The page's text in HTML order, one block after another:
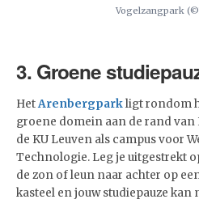
Vogelzangpark
3. Groene
HetArenbergparkligt rondom
groene domein aan de rand
de KU Leuven als campus voor
Technologie. Leg je uitgestrekt
de zon of leun naar achter op
kasteel en jouw studiepauze kan